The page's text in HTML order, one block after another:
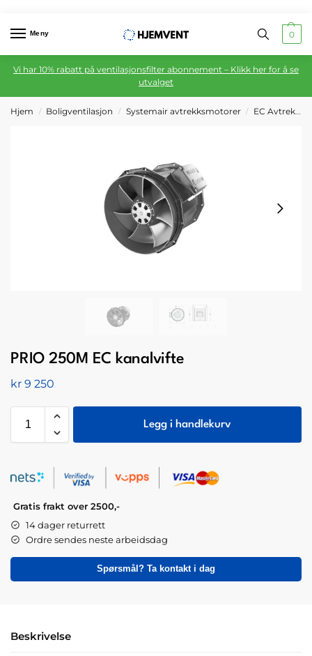
Meny 0
Vi har 10% rabatt på ventilasjonsfilter abonnement – Klikk her for å se
utvalget
Hjem / Boligventilasjon / Systemair avtrekksmotorer / EC Avtrekksmotor
PRIO 250M EC kanalvifte
kr 9 250
Legg i handlekurv
Gratis frakt over 2500,-
14 dager returrett
Ordre sendes neste arbeidsdag
Spørsmål? Ta kontakt i dag
Beskrivelse